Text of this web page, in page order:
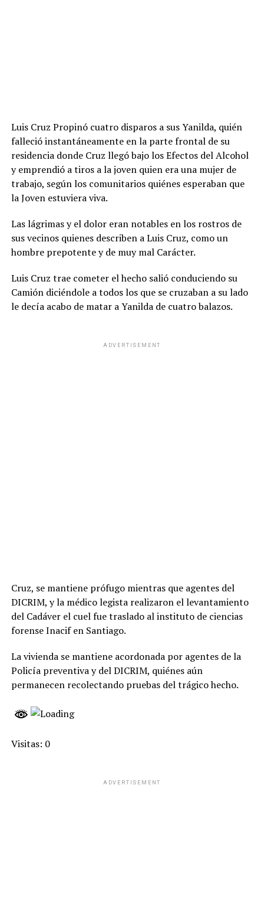
Luis Cruz Propinó cuatro disparos a sus Yanilda, quién
falleció instantáneamente en la parte frontal de su
residencia donde Cruz llegó bajo los Efectos del Alcohol
y emprendió a tiros a la joven quien era una mujer de
trabajo, según los comunitarios quiénes esperaban que
la Joven estuviera viva.
Las lágrimas y el dolor eran notables en los rostros de
sus vecinos quienes describen a Luis Cruz, como un
hombre prepotente y de muy mal Carácter.
Luis Cruz trae cometer el hecho salió conduciendo su
Camión diciéndole a todos los que se cruzaban a su lado
le decía acabo de matar a Yanilda de cuatro balazos.
ADVERTISEMENT
Cruz, se mantiene prófugo mientras que agentes del
DICRIM, y la médico legista realizaron el levantamiento
del Cadáver el cuel fue traslado al instituto de ciencias
forense Inacif en Santiago.
La vivienda se mantiene acordonada por agentes de la
Policía preventiva y del DICRIM, quiénes aún
permanecen recolectando pruebas del trágico hecho.
Visitas: 0
ADVERTISEMENT